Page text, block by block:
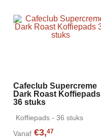
Cafeclub Supercreme
Dark Roast Koffiepads
36 stuks
Koffiepads - 36 stuks
Vanaf €3,47